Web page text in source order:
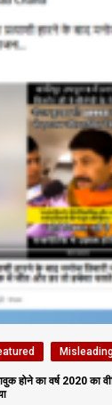
होने का वर्ष 2020 का